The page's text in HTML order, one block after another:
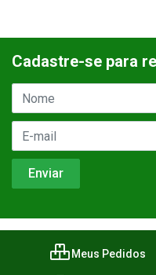
Cadastre-se para
Meus Pedidos